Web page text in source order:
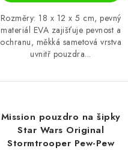
Rozměry: 18 x 12 x 5 cm, pevný
materiál EVA zajišťuje pevnost a
ochranu, měkká sametová vrstva
uvnitř pouzdra...
Mission pouzdro na šipky
Star Wars Original
Stormtrooper Pew-Pew